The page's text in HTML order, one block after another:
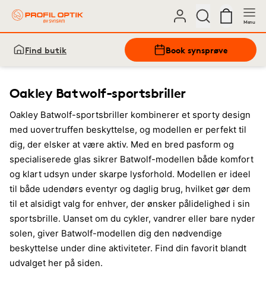
Menu
Find butik Book synsprøve
Oakley Batwolf-sportsbriller
Oakley Batwolf-sportsbriller kombinerer et sporty design
med uovertruffen beskyttelse, og modellen er perfekt til
dig, der elsker at være aktiv. Med en bred pasform og
specialiserede glas sikrer Batwolf-modellen både komfort
og klart udsyn under skarpe lysforhold. Modellen er ideel
til både udendørs eventyr og daglig brug, hvilket gør dem
til et alsidigt valg for enhver, der ønsker pålidelighed i sin
sportsbrille. Uanset om du cykler, vandrer eller bare nyder
solen, giver Batwolf-modellen dig den nødvendige
beskyttelse under dine aktiviteter. Find din favorit blandt
udvalget her på siden.